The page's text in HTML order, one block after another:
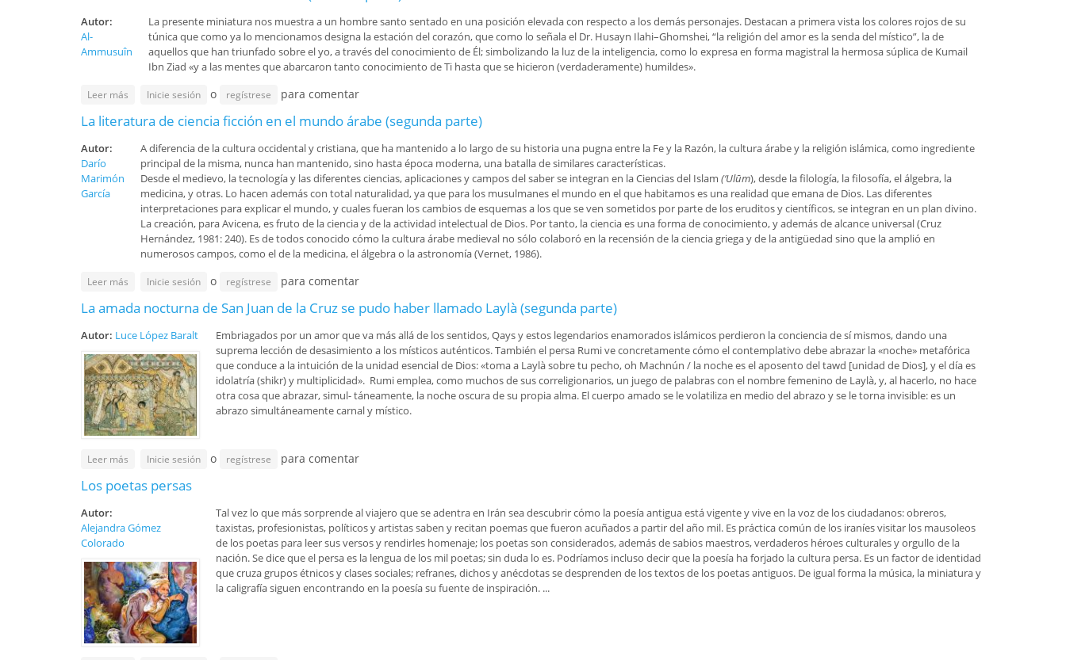
Oración-Súplica
Política-Economía
Religión-Ética
Arte-Cultura-Civilización
Sociología
Tafsir del Corán (exégesis)
Varios
Jurisprudencia y leyes
prácticas
Moral islámica
Autor:
Al-
Ammusuîn
La presente miniatura nos muestra a un hombre santo sentado en una posición elevada con respecto a los demás personajes. Destacan a primera vista los colores rojos de su
túnica que como ya lo mencionamos designa la estación del corazón, que como lo señala el Dr. Husayn Ilahi–Ghomshei, “la religión del amor es la senda del místico”, la de
aquellos que han triunfado sobre el yo, a través del conocimiento de Él; simbolizando la luz de la inteligencia, como lo expresa en forma magistral la hermosa súplica de Kumail
Ibn Ziad «y a las mentes que abarcaron tanto conocimiento de Ti hasta que se hicieron (verdaderamente) humildes».
Leer más sobre Simbolismo en las Miniaturas Persas (Primera parte)
Inicie sesión o regístrese para comentar
La literatura de ciencia ficción en el mundo árabe (segunda parte)
Autor:
Darío
Marimón
García
A diferencia de la cultura occidental y cristiana, que ha mantenido a lo largo de su historia una pugna entre la Fe y la Razón, la cultura árabe y la religión islámica, como ingrediente
principal de la misma, nunca han mantenido, sino hasta época moderna, una batalla de similares características.
Desde el medievo, la tecnología y las diferentes ciencias, aplicaciones y campos del saber se integran en la Ciencias del Islam (‘Ulūm), desde la filología, la filosofía, el álgebra, la
medicina, y otras. Lo hacen además con total naturalidad, ya que para los musulmanes el mundo en el que habitamos es una realidad que emana de Dios. Las diferentes
interpretaciones para explicar el mundo, y cuales fueran los cambios de esquemas a los que se ven sometidos por parte de los eruditos y científicos, se integran en un plan divino.
La creación, para Avicena, es fruto de la ciencia y de la actividad intelectual de Dios. Por tanto, la ciencia es una forma de conocimiento, y además de alcance universal (Cruz
Hernández, 1981: 240). Es de todos conocido cómo la cultura árabe medieval no sólo colaboró en la recensión de la ciencia griega y de la antigüedad sino que la amplió en
numerosos campos, como el de la medicina, el álgebra o la astronomía (Vernet, 1986).
Leer más sobre La literatura de ciencia ficción en el mundo árabe (segunda parte)
Inicie sesión o regístrese para comentar
La amada nocturna de San Juan de la Cruz se pudo haber llamado Laylà (segunda parte)
Autor: Luce López Baralt
Embriagados por un amor que va más allá de los sentidos, Qays y estos legendarios enamorados islámicos perdieron la conciencia de sí mismos, dando una
suprema lección de desasimiento a los místicos auténticos. También el persa Rumi ve concretamente cómo el contemplativo debe abrazar la «noche» metafórica
que conduce a la intuición de la unidad esencial de Dios: «toma a Laylà sobre tu pecho, oh Machnún / la noche es el aposento del tawd [unidad de Dios], y el día es
idolatría (shikr) y multiplicidad». Rumi emplea, como muchos de sus correligionarios, un juego de palabras con el nombre femenino de Laylà, y, al hacerlo, no hace
otra cosa que abrazar, simul- táneamente, la noche oscura de su propia alma. El cuerpo amado se le volatiliza en medio del abrazo y se le torna invisible: es un
abrazo simultáneamente carnal y místico.
Leer más sobre La amada nocturna de San Juan de la Cruz se pudo haber llamado Laylà (segunda parte)
Inicie sesión o regístrese para comentar
Los poetas persas
Autor:
Alejandra Gómez
Colorado
Tal vez lo que más sorprende al viajero que se adentra en Irán sea descubrir cómo la poesía antigua está vigente y vive en la voz de los ciudadanos: obreros,
taxistas, profesionistas, políticos y artistas saben y recitan poemas que fueron acuñados a partir del año mil. Es práctica común de los iraníes visitar los mausoleos
de los poetas para leer sus versos y rendirles homenaje; los poetas son considerados, además de sabios maestros, verdaderos héroes culturales y orgullo de la
nación. Se dice que el persa es la lengua de los mil poetas; sin duda lo es. Podríamos incluso decir que la poesía ha forjado la cultura persa. Es un factor de identidad
que cruza grupos étnicos y clases sociales; refranes, dichos y anécdotas se desprenden de los textos de los poetas antiguos. De igual forma la música, la miniatura y
la caligrafía siguen encontrando en la poesía su fuente de inspiración. ...